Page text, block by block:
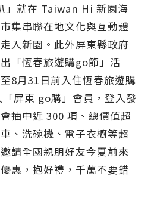
」就在 Taiwan Hi 新園海
集串聯在地文化與互動體
入新園。此外屏東縣政府
「恆春旅遊購go節」活
8月31日前入住恆春旅遊購
屏東 go購」會員，登入發
抽中近 300 項、總價值超
、洗碗機、電子衣櫥等超
請全國親朋好友今夏前來
惠，抱好禮，千萬不要錯